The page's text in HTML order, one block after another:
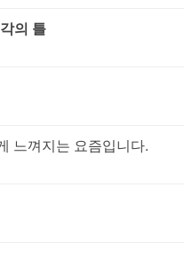
의 틀
느껴지는 요즘입니다.